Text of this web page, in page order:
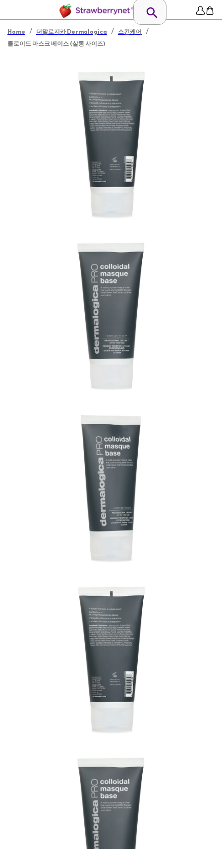
Home / 더말로지카 Dermalogica / 스킨케어 /
콜로이드 마스크 베이스 (살롱 사이즈)